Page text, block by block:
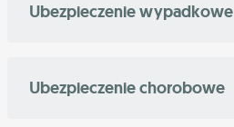
Ubezpieczenie wypadkowe
Ubezpieczenie chorobowe